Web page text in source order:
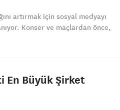
artırmak için sosyal medyayı
Konser ve maçlardan önce,
En Büyük Şirket